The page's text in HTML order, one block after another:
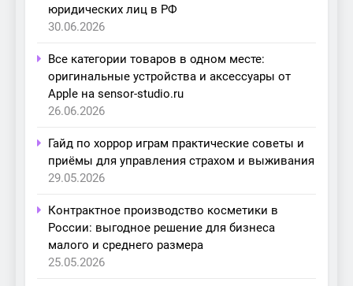
юридических лиц в РФ
30.06.2026
Все категории товаров в одном месте:
оригинальные устройства и аксессуары от
Apple на sensor-studio.ru
26.06.2026
Гайд по хоррор играм практические советы и
приёмы для управления страхом и выживания
29.05.2026
Контрактное производство косметики в
России: выгодное решение для бизнеса
малого и среднего размера
25.05.2026